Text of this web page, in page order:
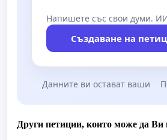
Напишете със свои думи.
Създаване на
Данните ви остават ваши
Други петиции, които може да Ви